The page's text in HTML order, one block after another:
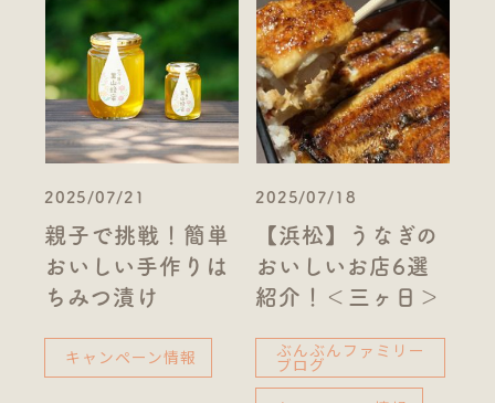
2025/07/21
親子で挑戦！簡単
おいしい手作りは
ちみつ漬け
キャンペーン情報
2025/07/18
【浜松】うなぎの
おいしいお店6選
紹介！＜三ヶ日＞
ぶんぶんファミリー
ブログ